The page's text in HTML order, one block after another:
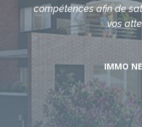
compétences afin de
vos
IMMO